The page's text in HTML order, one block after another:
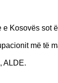
e Kosovës sot
më të
ALDE.